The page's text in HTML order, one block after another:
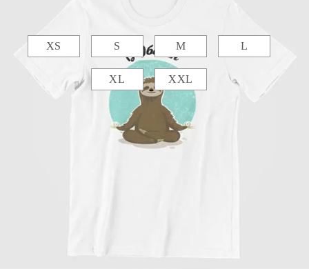
XS S M L
XL XXL
Коментар към поръчката: